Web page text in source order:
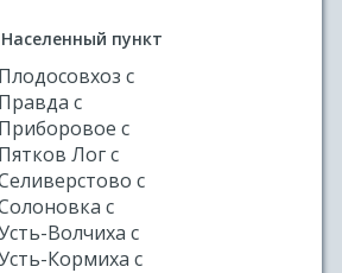
пункт
с
с
с
Лог с
с
с
Волчиха с
Кормиха с